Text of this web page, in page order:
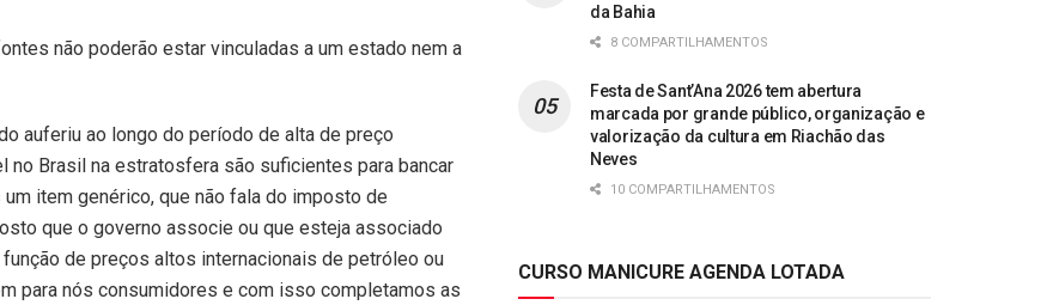
não poderão estar vinculadas a um estado nem a
auferiu ao longo do período de alta de preço
no Brasil na estratosfera são suficientes para bancar
item genérico, que não fala do imposto de
que o governo associe ou que esteja associado
de preços altos internacionais de petróleo ou
para nós consumidores e com isso completamos as
da Bahia
8 COMPARTILHAMENTOS
Festa de Sant’Ana 2026 tem abertura
marcada por grande público, organização e
valorização da cultura em Riachão das
Neves
10 COMPARTILHAMENTOS
CURSO MANICURE AGENDA LOTADA